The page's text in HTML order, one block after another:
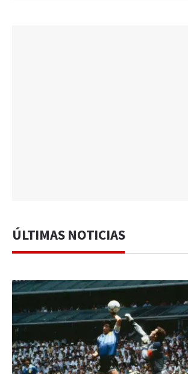
ÚLTIMAS NOTICIAS